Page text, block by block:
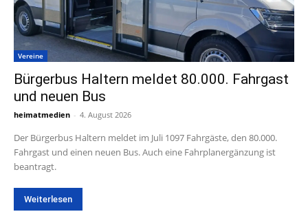
Vereine
Bürgerbus Haltern meldet 80.000. Fahrgast
und neuen Bus
heimatmedien - 4. August 2026
Der Bürgerbus Haltern meldet im Juli 1097 Fahrgäste, den 80.000.
Fahrgast und einen neuen Bus. Auch eine Fahrplanergänzung ist
beantragt.
Weiterlesen